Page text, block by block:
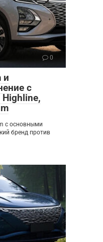
0
и
с
с основными
бренд против